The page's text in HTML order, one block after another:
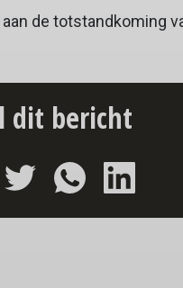
aan de totstandkoming
dit bericht